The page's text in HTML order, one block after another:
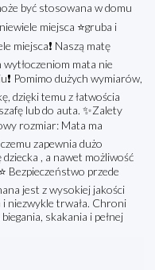
być stosowana w domu
miejsca ⭐gruba i
miejsca❗ Naszą matę
wytłoczeniom mata nie
Pomimo dużych wymiarów,
dzięki temu z łatwościa
lub do auta. ✨Zalety
rozmiar: Mata ma
zapewnia dużo
, a nawet możliwość
Bezpieczeństwo przede
jest z wysokiej jakości
niezwykle trwała. Chroni
skakania i pełnej